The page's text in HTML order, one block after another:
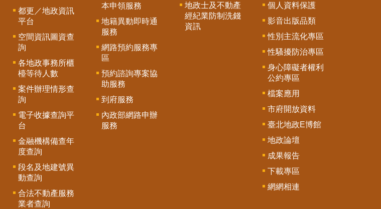
都更／地政資訊
平台
空間資訊圖資查
詢
各地政事務所櫃
檯等待人數
案件辦理情形查
詢
電子收據查詢平
台
金融機構備查年
度查詢
段名及地建號異
動查詢
合法不動產服務
業者查詢
本申領服務
地籍異動即時通
服務
網路預約服務專
區
預約諮詢專案協
助服務
到府服務
內政部網路申辦
服務
地政士及不動產
經紀業防制洗錢
資訊
個人資料保護
影音出版品類
性別主流化專區
性騷擾防治專區
身心障礙者權利
公約專區
檔案應用
市府開放資料
臺北地政E博館
地政論壇
成果報告
下載專區
網網相連